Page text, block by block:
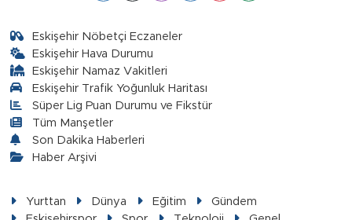
Eskişehir Nöbetçi Eczaneler
Eskişehir Hava Durumu
Eskişehir Namaz Vakitleri
Eskişehir Trafik Yoğunluk Haritası
Süper Lig Puan Durumu ve Fikstür
Tüm Manşetler
Son Dakika Haberleri
Haber Arşivi
Yurttan Dünya Eğitim
Gündem